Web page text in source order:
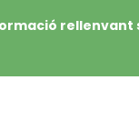
rellenvant